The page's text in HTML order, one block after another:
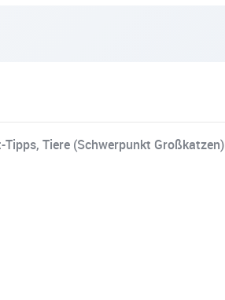
Tiere (Schwerpunkt Großkatzen)